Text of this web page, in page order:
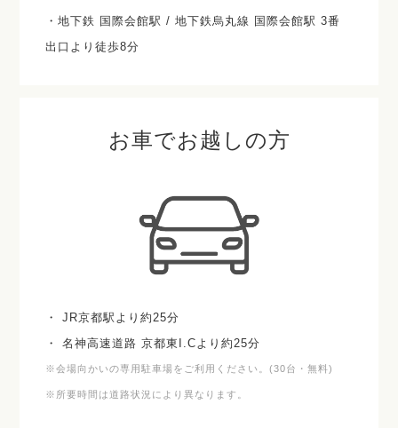
・地下鉄 国際会館駅 / 地下鉄烏丸線 国際会館駅 3番
出口より徒歩8分
お車でお越しの方
・ JR京都駅より約25分
・ 名神高速道路 京都東I.Cより約25分
※会場向かいの専用駐車場をご利用ください。(30台・無料)
※所要時間は道路状況により異なります。